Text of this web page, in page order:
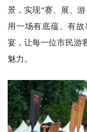
景，实现“赛、展、
用一场有底蕴、有
宴，让每一位市民游
魅力。